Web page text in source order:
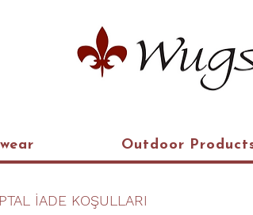
Outdoor
İADE KOŞULLARI